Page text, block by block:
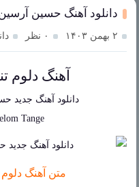
دانلود آهنگ حسین آرسین
۲ بهمن ۱۴۰۳ ۰ نظر
آهنگ دلوم
دانلود آهنگ جدید
Tange
متن آهنگ